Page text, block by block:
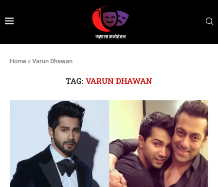
Home » Varun Dhawan
TAG: VARUN DHAWAN